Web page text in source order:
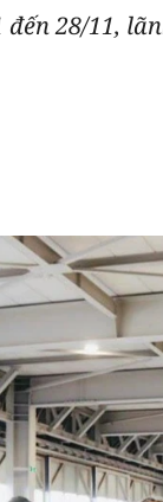
đến 28/11,